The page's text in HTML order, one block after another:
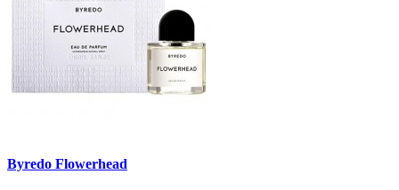
Byredo Flowerhead